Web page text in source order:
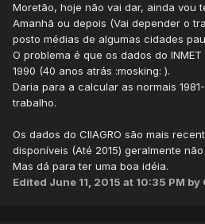
Moretão, hoje não vai dar, ainda vou
Amanhã ou depois (Vai depender o
posto médias de algumas cidades
O problema é que os dados do
1990 (40 anos atrás :mosking: ).
Daria para a calcular as normais
trabalho.
Os dados do CIIAGRO são mais
disponíveis (Até 2015) geralmente
Mas dá para ter uma boa idéia.
Edited June 11, 2015 at 10:35 PM by